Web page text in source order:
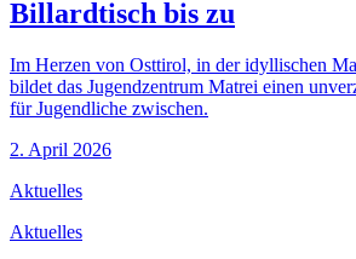
Billardtisch bis zu
Im Herzen von Osttirol, in der idyllischen
bildet das Jugendzentrum Matrei einen
für Jugendliche zwischen.
2. April 2026
Aktuelles
Aktuelles